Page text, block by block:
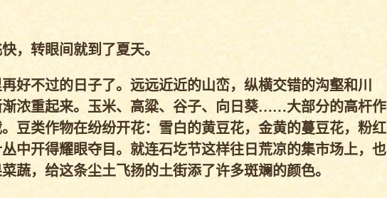
，转眼间就到了夏天。
好不过的日子了。远远近近的山峦，纵横交错的沟壑和川
渐浓重起来。玉米、高粱、谷子、向日葵……大部分的高杆作
豆类作物在纷纷开花：雪白的黄豆花，金黄的蔓豆花，粉红
中开得耀眼夺目。就连石圪节这样往日荒凉的集市场上，也
蔬，给这条尘土飞扬的土街添了许多斑斓的颜色。